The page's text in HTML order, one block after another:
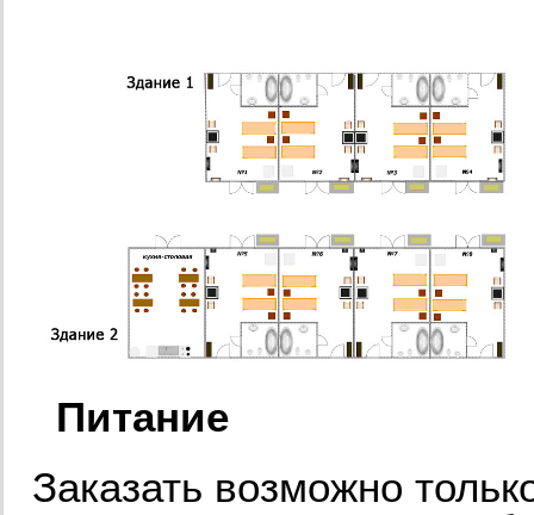
Питание
Заказать возможно